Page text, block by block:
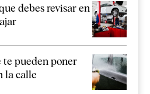
debes revisar en
te pueden poner
la calle